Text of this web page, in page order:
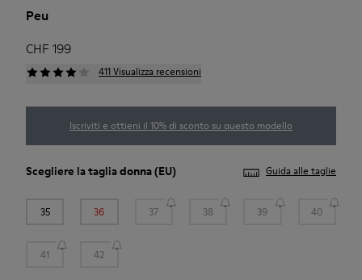
Peu
CHF 199
411 Visualizza recensioni
Iscriviti e ottieni il 10% di sconto su questo modello
Scegliere la tagliadonna(EU) Guida alle taglie
35 36 37 38 39 40
41 42